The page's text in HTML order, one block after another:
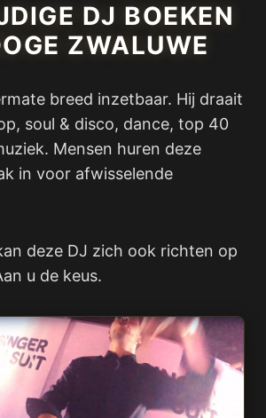
DJ BOEKEN
ZWALUWE
breed inzetbaar. Hij draait
soul & disco, dance, top 40
Mensen huren deze
in voor afwisselende
deze DJ zich ook richten op
u de keus.